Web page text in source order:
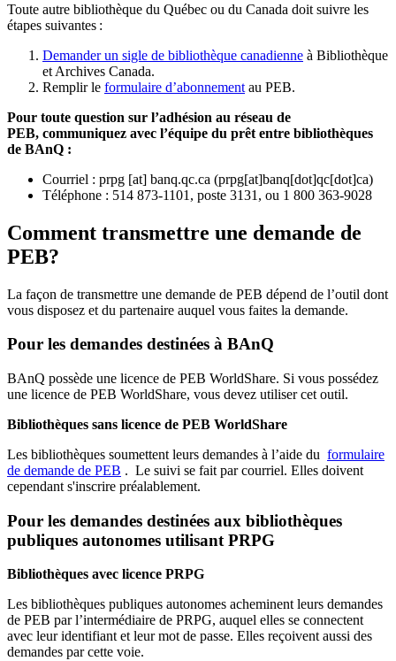
Toute autre bibliothèque du Québec ou du Canada doit suivre les
étapes suivantes :
Demander un sigle de bibliothèque canadienne à Bibliothèque
et Archives Canada.
Remplir le formulaire d’abonnement au PEB.
Pour toute question sur l’adhésion au réseau de
PEB, communiquez avec l’équipe du prêt entre bibliothèques
de BAnQ :
Courriel : prpg [at] banq.qc.ca (prpg[at]banq[dot]qc[dot]ca)
Téléphone : 514 873-1101, poste 3131, ou 1 800 363-9028
Comment transmettre une demande de
PEB?
La façon de transmettre une demande de PEB dépend de l’outil dont
vous disposez et du partenaire auquel vous faites la demande.
Pour les demandes destinées à BAnQ
BAnQ possède une licence de PEB WorldShare. Si vous possédez
une licence de PEB WorldShare, vous devez utiliser cet outil.
Bibliothèques sans licence de PEB WorldShare
Les bibliothèques soumettent leurs demandes à l’aide du formulaire
de demande de PEB . Le suivi se fait par courriel. Elles doivent
cependant s'inscrire préalablement.
Pour les demandes destinées aux bibliothèques
publiques autonomes utilisant PRPG
Bibliothèques avec licence PRPG
Les bibliothèques publiques autonomes acheminent leurs demandes
de PEB par l’intermédiaire de PRPG, auquel elles se connectent
avec leur identifiant et leur mot de passe. Elles reçoivent aussi des
demandes par cette voie.